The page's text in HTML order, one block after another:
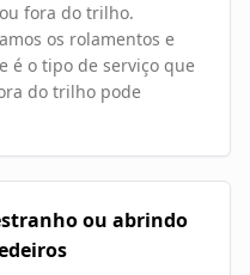
fora do trilho.
os rolamentos e
é o tipo de serviço que
do trilho pode
ou abrindo